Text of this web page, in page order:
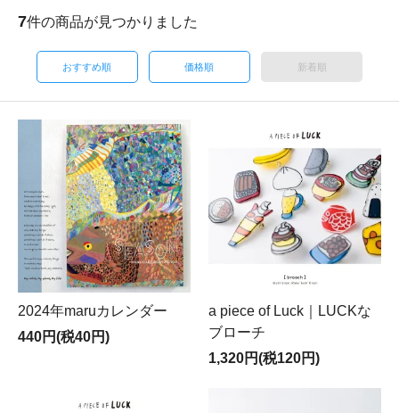
7件の商品が見つかりました
おすすめ順 価格順 新着順
2024年maruカレンダー
440円(税40円)
a piece of Luck｜LUCKな
ブローチ
1,320円(税120円)